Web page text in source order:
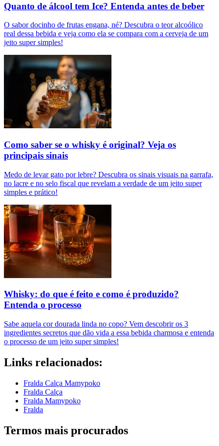
Quanto de álcool tem Ice? Entenda antes de beber
O sabor docinho de frutas engana, né? Descubra o teor alcoólico
real dessa bebida e veja como ela se compara com a cerveja de um
jeito super simples!
Como saber se o whisky é original? Veja os
principais sinais
Medo de levar gato por lebre? Descubra os sinais visuais na garrafa,
no lacre e no selo fiscal que revelam a verdade de um jeito super
simples e prático!
Whisky: do que é feito e como é produzido?
Entenda o processo
Sabe aquela cor dourada linda no copo? Vem descobrir os 3
ingredientes secretos que dão vida a essa bebida charmosa e entenda
o processo de um jeito super simples!
Links relacionados:
Fralda Calça Mamypoko
Fralda Calça
Fralda Mamypoko
Fralda
Termos mais procurados